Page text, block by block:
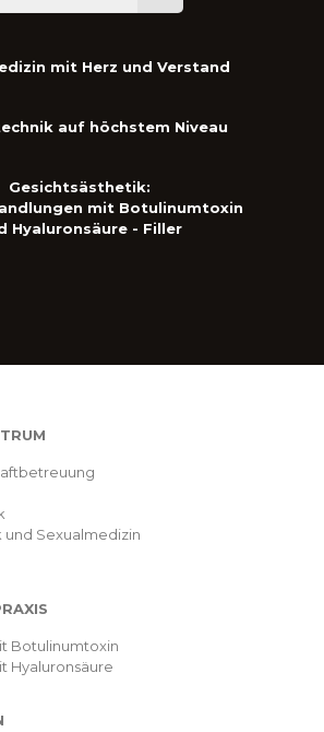
mit Herz und Verstand
auf höchstem Niveau
Gesichtsästhetik:
mit Botulinumtoxin
Hyaluronsäure - Filler
und Sexualmedizin
Botulinumtoxin
Hyaluronsäure